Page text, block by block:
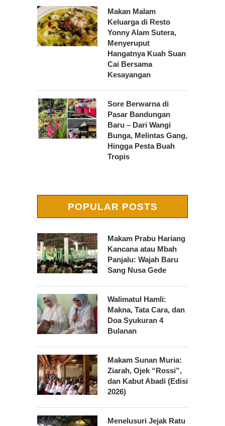
Makan Malam
Keluarga di Resto
Yonny Alam Sutera,
Menyeruput
Hangatnya Kuah Suan
Cai Bersama
Kesayangan
Sore Berwarna di
Pasar Bandungan
Baru – Dari Wangi
Bunga, Melintas Gang,
Hingga Pesta Buah
Tropis
POPULAR POSTS
Makam Prabu Hariang
Kancana atau Mbah
Panjalu: Wajah Baru
Sang Nusa Gede
Walimatul Hamli:
Makna, Tata Cara, dan
Doa Syukuran 4
Bulanan
Makam Sunan Muria:
Ziarah, Ojek “Rossi”,
dan Kabut Abadi (Edisi
2026)
Menelusuri Jejak Ratu